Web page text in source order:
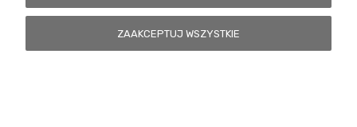
ZAAKCEPTUJ WSZYSTKIE